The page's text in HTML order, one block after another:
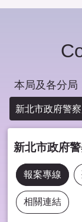
本局及各分局
新北市政府警
新北市政府
報案專線
相關連結